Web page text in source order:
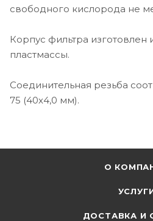
свободного кислорода не
Корпус фильтра изготовлен
пластмассы.
Соединительная резьба
75 (40х4,0 мм).
О
ДОСТАВКА И